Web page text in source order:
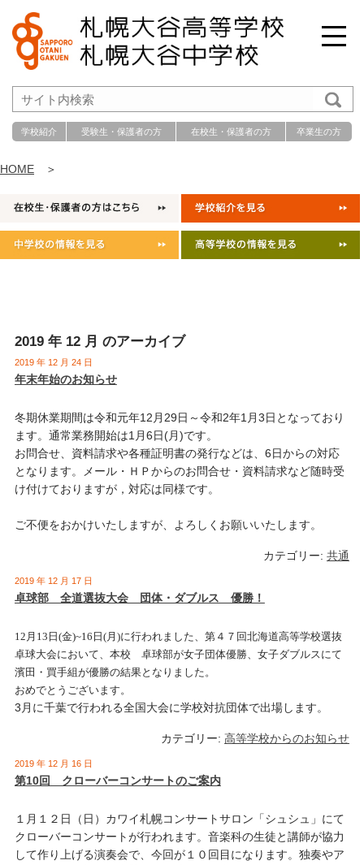
学校紹介 受験生・保護者の方 在校生・保護者の方 卒業生の方
HOME ＞
2019 年 12 月 のアーカイブ
2019 年 12 月 24 日
年末年始のお知らせ
冬期休業期間は令和元年12月29日～令和2年1月3日となっており
ます。通常業務開始は1月6日(月)です。
お問合せ、資料請求や各種証明書の発行などは、6日からの対応
となります。メール・ＨＰからのお問合せ・資料請求など随時受
け付けておりますが，対応は同様です。
ご不便をおかけいたしますが、よろしくお願いいたします。
カテゴリー:共通
2019 年 12 月 17 日
卓球部 全道選抜大会 団体・ダブルス 優勝！
12月13日(金)~16日(月)に行われました、第４７回北海道高等学校選抜
卓球大会において、本校 卓球部が女子団体優勝、女子ダブルスにて
濱田・買手組が優勝の結果となりました。
おめでとうございます。
3月に千葉で行われる全国大会に学校対抗団体で出場します。
カテゴリー:高等学校からのお知らせ
2019 年 12 月 16 日
第10回 クローバーコンサートのご案内
１月１２日（日）カワイ札幌コンサートサロン「シュシュ」にて
クローバーコンサートが行われます。音楽科の生徒と講師が協力
して作り上げる演奏会で、今回が１０回目になります。独奏やア